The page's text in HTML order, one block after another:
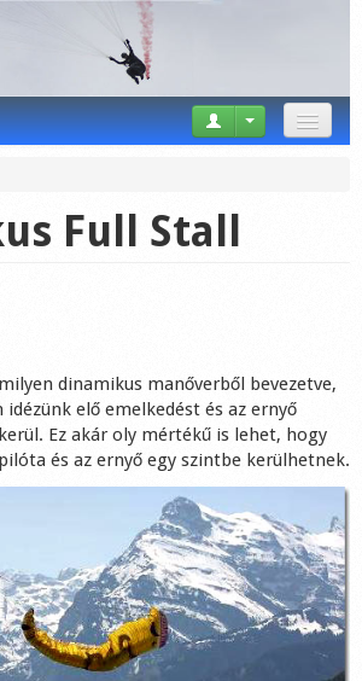
Full Stall
dinamikus manőverből bevezetve,
elő emelkedést és az ernyő
Ez akár oly mértékű is lehet, hogy
és az ernyő egy szintbe kerülhetnek.